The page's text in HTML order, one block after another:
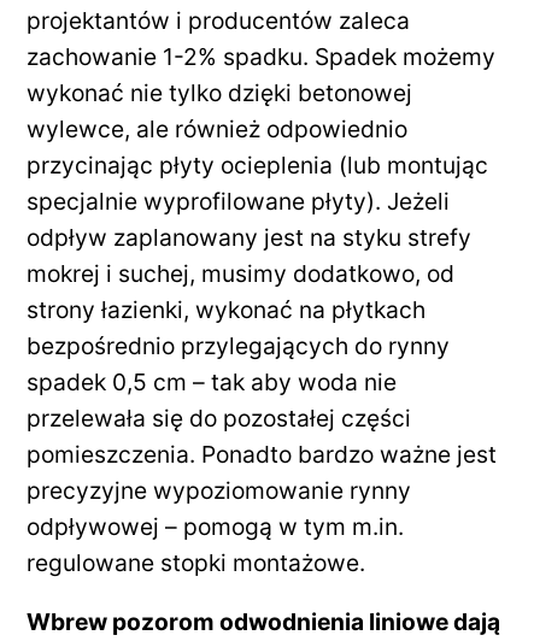
projektantów i producentów zaleca
zachowanie 1-2% spadku. Spadek możemy
wykonać nie tylko dzięki betonowej
wylewce, ale również odpowiednio
przycinając płyty ocieplenia (lub montując
specjalnie wyprofilowane płyty). Jeżeli
odpływ zaplanowany jest na styku strefy
mokrej i suchej, musimy dodatkowo, od
strony łazienki, wykonać na płytkach
bezpośrednio przylegających do rynny
spadek 0,5 cm – tak aby woda nie
przelewała się do pozostałej części
pomieszczenia. Ponadto bardzo ważne jest
precyzyjne wypoziomowanie rynny
odpływowej – pomogą w tym m.in.
regulowane stopki montażowe.
Wbrew pozorom odwodnienia liniowe dają